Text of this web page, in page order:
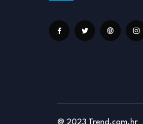
@ 2023 Trend.com.hr